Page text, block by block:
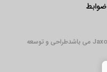
طراحی و توسعه